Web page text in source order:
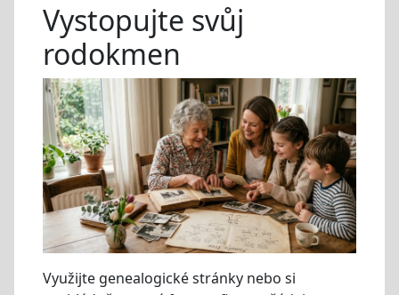
Vystopujte svůj
rodokmen
Využijte genealogické stránky nebo si